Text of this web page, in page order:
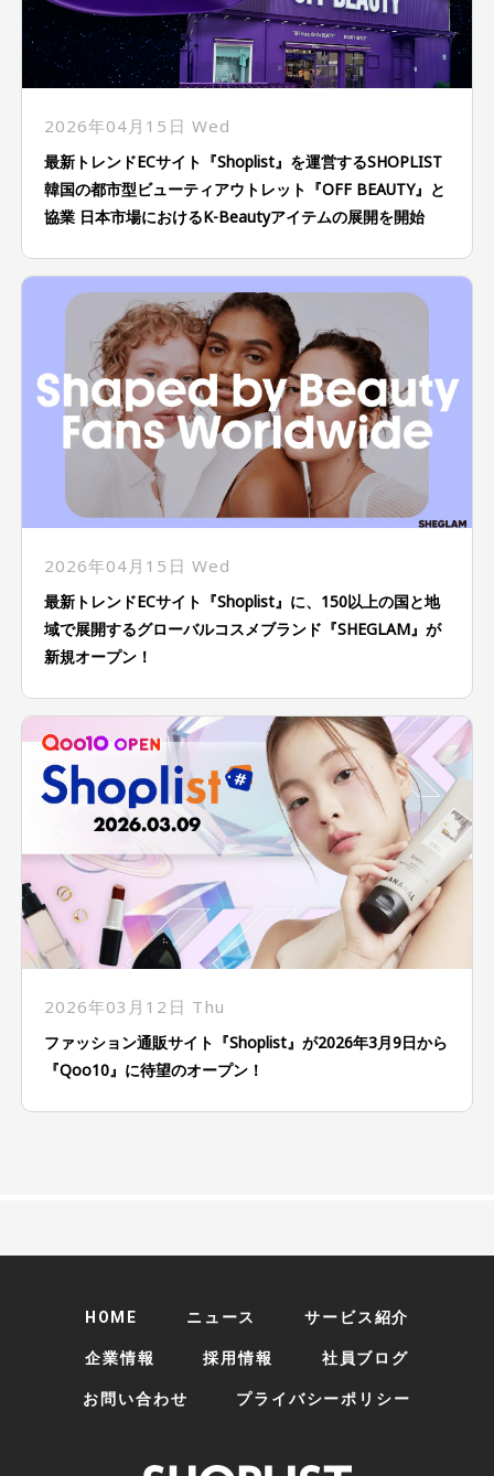
2026年04月15日 Wed
最新トレンドECサイト『Shoplist』を運営するSHOPLIST
韓国の都市型ビューティアウトレット『OFF BEAUTY』と
協業 日本市場におけるK-Beautyアイテムの展開を開始
2026年04月15日 Wed
最新トレンドECサイト『Shoplist』に、150以上の国と地
域で展開するグローバルコスメブランド『SHEGLAM』が
新規オープン！
2026年03月12日 Thu
ファッション通販サイト『Shoplist』が2026年3月9日から
『Qoo10』に待望のオープン！
HOME ニュース サービス紹介
企業情報 採用情報 社員ブログ
お問い合わせ プライバシーポリシー